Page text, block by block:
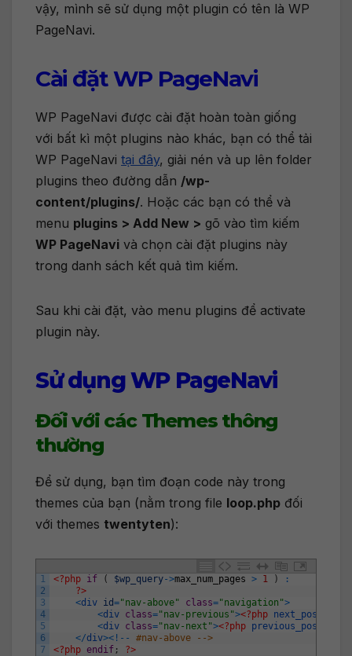
vậy, mình sẽ sử dụng một plugin có tên là WP
PageNavi.
Cài đặt WP PageNavi
WP PageNavi được cài đặt hoàn toàn giống
với bất kì một plugins nào khác, bạn có thể tải
WP PageNavi tại đây, giải nén và up lên folder
plugins theo đường dẫn /wp-
content/plugins/. Hoặc các bạn có thể và
menu plugins > Add New > gõ vào tìm kiếm
WP PageNavi và chọn cài đặt plugins này
trong danh sách kết quả tìm kiếm.
Sau khi cài đặt, vào menu plugins để activate
plugin này.
Sử dụng WP PageNavi
Đối với các Themes thông
thường
Để sử dụng, bạn tìm đoạn code này trong
themes của bạn (nằm trong file loop.php đối
với themes twentyten):
1
2
3
4
5
6
7
<?php if ( $wp_query->max_num_pages > 1 )
:
?>
<div id="nav-above" class="navigation">
<div class="nav-previous"><?php
<div class="nav-next"><?php
</div>< ! --
#nav-above -->
<?php endif ; ?>